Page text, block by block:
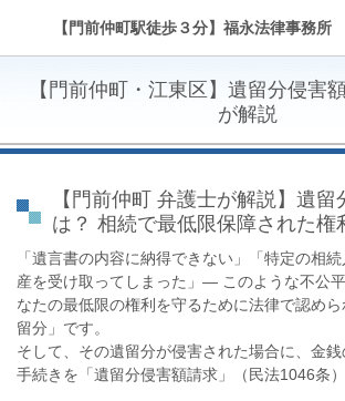
【門前仲町駅徒歩３分】福永法律事務所
【門前仲町・江東区】遺留分侵害
が解説
【門前仲町 弁護士が解説】遺留
は？ 相続で最低限保障された権
「遺言書の内容に納得できない」「特定の相
産を受け取ってしまった」— このような不公
なたの最低限の権利を守るために法律で認め
留分」です。
そして、その遺留分が侵害された場合に、金
手続きを「遺留分侵害額請求」（民法1046条）